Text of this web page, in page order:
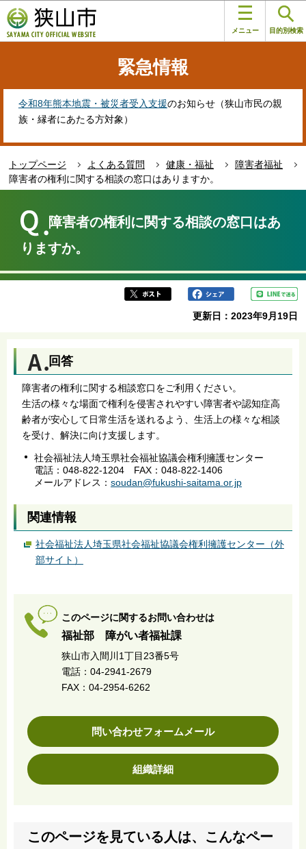
の
ペ
す
メニュー 目的別検索
緊急情報
令和8年熊本地震・被災者受入支援のお知らせ（狭山市民の親
族・縁者にあたる方対象）
トップページ よくある質問 健康・福祉
障害者福祉
障害者の権利に関する相談の窓口はありますか。
ら
障害者の権利に関する相談の窓口はあ
りますか。
更新日：2023年9月19日
回答
障害者の権利に関する相談窓口をご利用ください。
生活の様々な場面で権利を侵害されやすい障害者や認知症高
齢者が安心して日常生活を送れるよう、生活上の様々な相談
を受け、解決に向け支援します。
社会福祉法人埼玉県社会福祉協議会権利擁護センター
電話：048-822-1204 FAX：048-822-1406
メールアドレス： soudan@fukushi-saitama.or.jp
関連情報
社会福祉法人埼玉県社会福祉協議会権利擁護センター（外
部サイト）
このページに関するお問い合わせは
福祉部 障がい者福祉課
狭山市入間川1丁目23番5号
電話：04-2941-2679
FAX：04-2954-6262
問い合わせフォームメール
組織詳細
このページを見ている人は、こんなペー